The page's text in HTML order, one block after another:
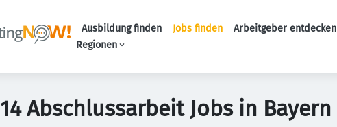
Ausbildung finden Jobs finden
Arbeitgeber entdecken
Regionen
14 Abschlussarbeit Jobs in Bayern